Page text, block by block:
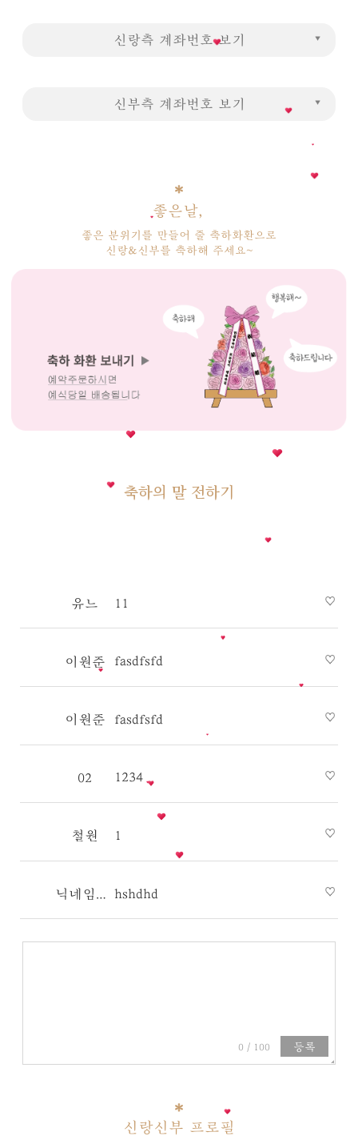
신랑측 계좌번호 보기
신부측 계좌번호 보기
좋은날,
좋은 분위기를 만들어 줄 축하화환으로
신랑&신부를 축하해 주세요~
축하의 말 전하기
유느 11
이원준 fasdfsfd
이원준 fasdfsfd
02 1234
철원 1
닉네임을 등록해주세요 hshdhd
0 / 100 등록
신랑신부 프로필